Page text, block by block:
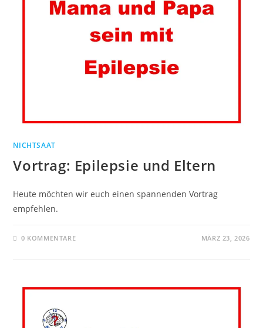
NICHTSAAT
Vortrag: Epilepsie und Eltern
Heute möchten wir euch einen spannenden Vortrag
empfehlen.
0 KOMMENTARE MÄRZ 23, 2026